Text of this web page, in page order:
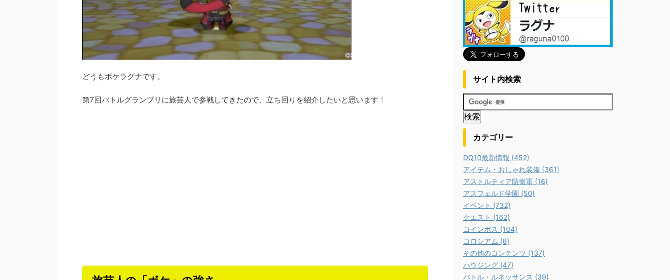
どうもボケラグナです。
第7回バトルグランプリに旅芸人で参戦してきたので、立ち回りを紹介したいと思います！
サイト内検索
カテゴリー
DQ10最新情報 (452)
アイテム・おしゃれ装備 (361)
アストルティア防衛軍 (16)
アスフェルド学園 (50)
イベント (732)
クエスト (162)
コインボス (104)
コロシアム (8)
その他のコンテンツ (137)
ハウジング (47)
バトル・ルネッサンス (39)